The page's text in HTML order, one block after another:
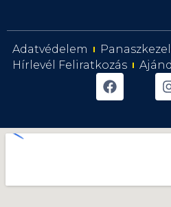
Adatvédelem
Hírlevél Feliratkozás